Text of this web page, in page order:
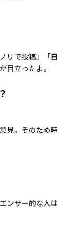
リで投稿」「自
目立ったよ。
見。そのため時
ンサー的な人は